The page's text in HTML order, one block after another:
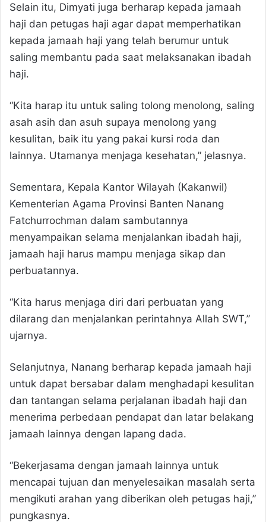
Selain itu, Dimyati juga berharap kepada jamaah
haji dan petugas haji agar dapat memperhatikan
kepada jamaah haji yang telah berumur untuk
saling membantu pada saat melaksanakan ibadah
haji.
“Kita harap itu untuk saling tolong menolong, saling
asah asih dan asuh supaya menolong yang
kesulitan, baik itu yang pakai kursi roda dan
lainnya. Utamanya menjaga kesehatan,” jelasnya.
Sementara, Kepala Kantor Wilayah (Kakanwil)
Kementerian Agama Provinsi Banten Nanang
Fatchurrochman dalam sambutannya
menyampaikan selama menjalankan ibadah haji,
jamaah haji harus mampu menjaga sikap dan
perbuatannya.
“Kita harus menjaga diri dari perbuatan yang
dilarang dan menjalankan perintahnya Allah SWT,”
ujarnya.
Selanjutnya, Nanang berharap kepada jamaah haji
untuk dapat bersabar dalam menghadapi kesulitan
dan tantangan selama perjalanan ibadah haji dan
menerima perbedaan pendapat dan latar belakang
jamaah lainnya dengan lapang dada.
“Bekerjasama dengan jamaah lainnya untuk
mencapai tujuan dan menyelesaikan masalah serta
mengikuti arahan yang diberikan oleh petugas haji,”
pungkasnya.